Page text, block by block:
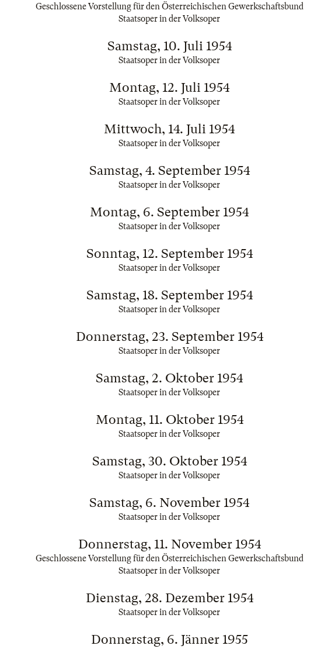
Geschlossene Vorstellung für den Österreichischen Gewerkschaftsbund
Staatsoper in der Volksoper
Samstag, 10. Juli 1954
Staatsoper in der Volksoper
Montag, 12. Juli 1954
Staatsoper in der Volksoper
Mittwoch, 14. Juli 1954
Staatsoper in der Volksoper
Samstag, 4. September 1954
Staatsoper in der Volksoper
Montag, 6. September 1954
Staatsoper in der Volksoper
Sonntag, 12. September 1954
Staatsoper in der Volksoper
Samstag, 18. September 1954
Staatsoper in der Volksoper
Donnerstag, 23. September 1954
Staatsoper in der Volksoper
Samstag, 2. Oktober 1954
Staatsoper in der Volksoper
Montag, 11. Oktober 1954
Staatsoper in der Volksoper
Samstag, 30. Oktober 1954
Staatsoper in der Volksoper
Samstag, 6. November 1954
Staatsoper in der Volksoper
Donnerstag, 11. November 1954
Geschlossene Vorstellung für den Österreichischen Gewerkschaftsbund
Staatsoper in der Volksoper
Dienstag, 28. Dezember 1954
Staatsoper in der Volksoper
Donnerstag, 6. Jänner 1955